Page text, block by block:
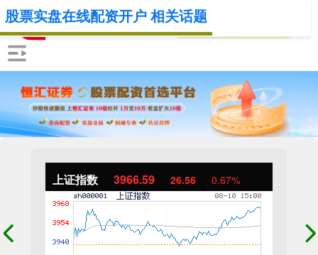
上证指数 3966.59 26.56 0.67%
股票实盘在线配资开户 相关话题